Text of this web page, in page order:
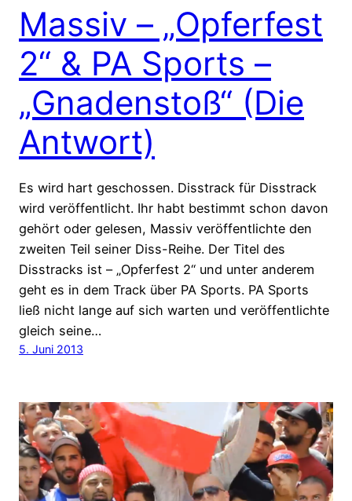
Massiv – „Opferfest
2“ & PA Sports –
„Gnadenstoß“ (Die
Antwort)
Es wird hart geschossen. Disstrack für Disstrack
wird veröffentlicht. Ihr habt bestimmt schon davon
gehört oder gelesen, Massiv veröffentlichte den
zweiten Teil seiner Diss-Reihe. Der Titel des
Disstracks ist – „Opferfest 2“ und unter anderem
geht es in dem Track über PA Sports. PA Sports
ließ nicht lange auf sich warten und veröffentlichte
gleich seine…
5. Juni 2013